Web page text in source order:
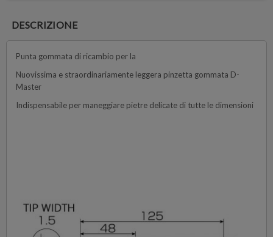
DESCRIZIONE
Punta gommata di ricambio per la
Nuovissima e straordinariamente leggera pinzetta gommata D-
Master
Indispensabile per maneggiare pietre delicate di tutte le dimensioni